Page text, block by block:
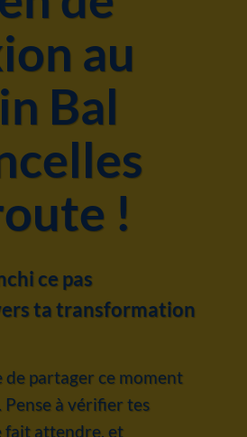
au
Bal
!
ce pas
ta transformation
de partager ce moment
à vérifier tes
fait attendre, et